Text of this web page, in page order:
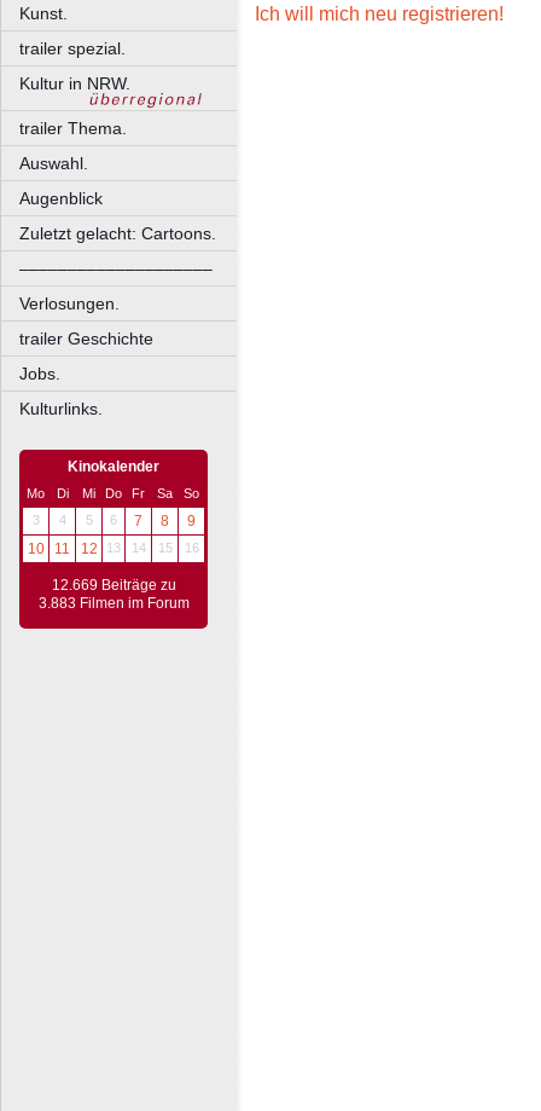
Kunst.
trailer spezial.
Kultur in NRW.
trailer Thema.
Auswahl.
Augenblick
Zuletzt gelacht: Cartoons.
––––––––––––––––––––
Verlosungen.
trailer Geschichte
Jobs.
Kulturlinks.
Kinokalender
Mo Di Mi Do Fr Sa
So
3
4 5 6 7 8
9
10
11 12 13 14 15 16
12.669 Beiträge zu
3.883 Filmen im Forum
Ich will mich neu registrieren!